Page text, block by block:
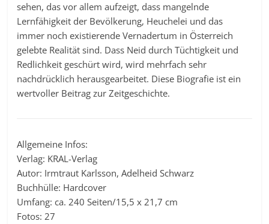
sehen, das vor allem aufzeigt, dass mangelnde
Lernfähigkeit der Bevölkerung, Heuchelei und das
immer noch existierende Vernadertum in Österreich
gelebte Realität sind. Dass Neid durch Tüchtigkeit und
Redlichkeit geschürt wird, wird mehrfach sehr
nachdrücklich herausgearbeitet. Diese Biografie ist ein
wertvoller Beitrag zur Zeitgeschichte.
Allgemeine Infos:
Verlag: KRAL-Verlag
Autor: Irmtraut Karlsson, Adelheid Schwarz
Buchhülle: Hardcover
Umfang: ca. 240 Seiten/15,5 x 21,7 cm
Fotos: 27